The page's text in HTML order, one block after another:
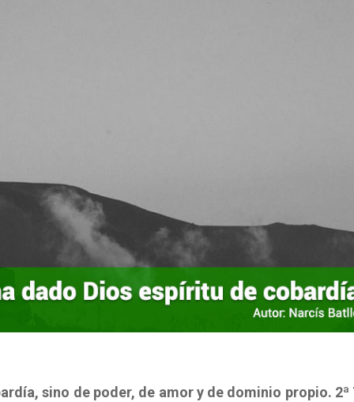
sino de poder, de amor y de dominio propio. 2ª